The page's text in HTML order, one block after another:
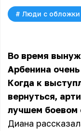
# Люди с обложки
Во время
Арбенина
Когда к
вернуться,
лучшем боевом
Диана